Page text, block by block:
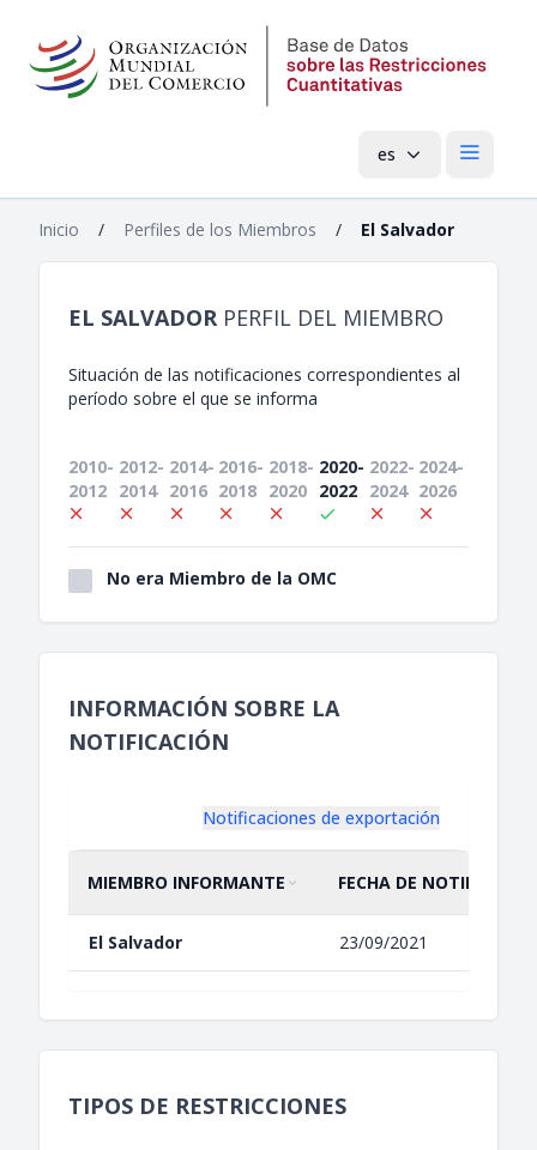
es Menú
Inicio / Perfiles de los Miembros / El Salvador
EL SALVADOR PERFIL DEL MIEMBRO
Situación de las notificaciones correspondientes al
período sobre el que se informa
2010-
2012
2012-
2014
2014-
2016
2016-
2018
2018-
2020
2020-
2022
2022-
2024
2024-
2026
No era Miembro de la OMC
INFORMACIÓN SOBRE LA
NOTIFICACIÓN
Notificaciones de exportación
ORDENAR POR
MIEMBRO INFORMANTE
ASCENDENTE ORDENAR POR
FECHA DE
ASCENDENTE
El Salvador 23/09/2021
TIPOS DE RESTRICCIONES